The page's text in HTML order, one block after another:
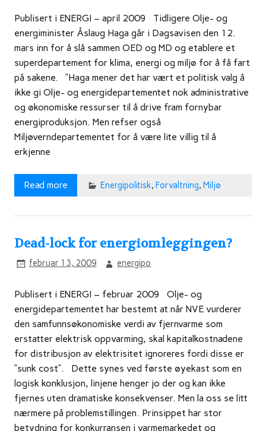
Publisert i ENERGI – april 2009 Tidligere Olje- og
energiminister Åslaug Haga går i Dagsavisen den 12.
mars inn for å slå sammen OED og MD og etablere et
superdepartement for klima, energi og miljø for å få fart
på sakene. ”Haga mener det har vært et politisk valg å
ikke gi Olje- og energidepartementet nok administrative
og økonomiske ressurser til å drive fram fornybar
energiproduksjon. Men refser også
Miljøverndepartementet for å være lite villig til å
erkjenne
Read more Energipolitisk, Forvaltning, Miljø
Dead-lock for energiomleggingen?
februar 13, 2009 energipo
Publisert i ENERGI – februar 2009 Olje- og
energidepartementet har bestemt at når NVE vurderer
den samfunnsøkonomiske verdi av fjernvarme som
erstatter elektrisk oppvarming, skal kapitalkostnadene
for distribusjon av elektrisitet ignoreres fordi disse er
”sunk cost”. Dette synes ved første øyekast som en
logisk konklusjon, linjene henger jo der og kan ikke
fjernes uten dramatiske konsekvenser. Men la oss se litt
nærmere på problemstillingen. Prinsippet har stor
betydning for konkurransen i varmemarkedet og